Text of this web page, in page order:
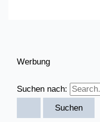
Werbung
Suchen nach: